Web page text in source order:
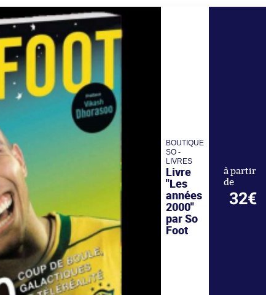
BOUTIQUE
SO -
LIVRES
Livre
"Les
années
2000"
par So
Foot
à partir
de
32€